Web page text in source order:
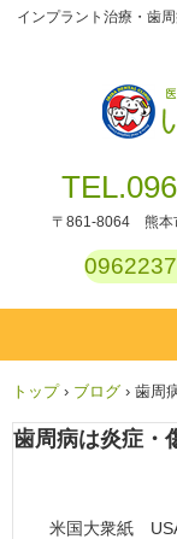
インプラント治療・歯
〒861-8064 熊本
トップ › ブログ › 歯周
歯周病は炎症・
米国大衆紙